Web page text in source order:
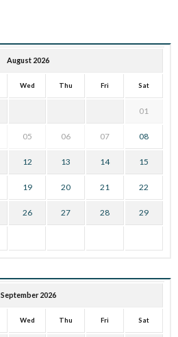
August 2026
Wed Thu Fri Sat
01
05 06 07 08
12 13 14 15
19 20 21 22
26 27 28 29
September 2026
Wed Thu Fri Sat